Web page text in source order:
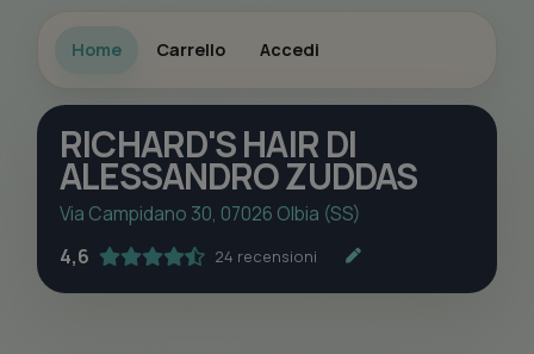
Home Carrello Accedi
RICHARD'S HAIR DI
ALESSANDRO ZUDDAS
Via Campidano 30, 07026 Olbia (SS)
4,6
24 recensioni